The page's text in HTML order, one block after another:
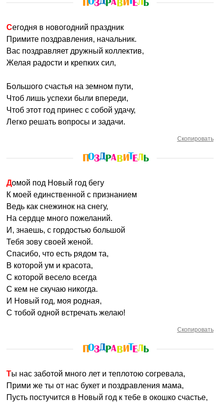
Сегодня в новогодний праздник
Примите поздравления, начальник.
Вас поздравляет дружный коллектив,
Желая радости и крепких сил,
Большого счастья на земном пути,
Чтоб лишь успехи были впереди,
Чтоб этот год принес с собой удачу,
Легко решать вопросы и задачи.
Скопировать
Домой под Новый год бегу
К моей единственной с признанием
Ведь как снежинок на снегу,
На сердце много пожеланий.
И, знаешь, с гордостью большой
Тебя зову своей женой.
Спасибо, что есть рядом та,
В которой ум и красота,
С которой весело всегда
С кем не скучаю никогда.
И Новый год, моя родная,
С тобой одной встречать желаю!
Скопировать
Ты нас заботой много лет и теплотою согревала,
Прими же ты от нас букет и поздравления мама,
Пусть постучится в Новый год к тебе в окошко счастье,